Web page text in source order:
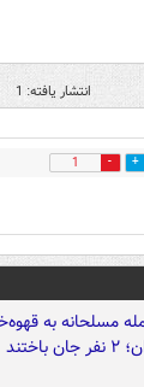
انتشار یافته: 1
1